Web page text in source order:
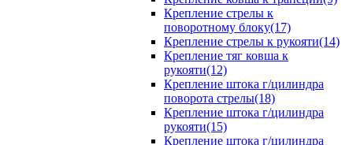
Крепление стрелы к
поворотному блоку(17)
Крепление стрелы к рукояти(14)
Крепление тяг ковша к
рукояти(12)
Крепление штока г/цилиндра
поворота стрелы(18)
Крепление штока г/цилиндра
рукояти(15)
Крепление штока г/цилиндра